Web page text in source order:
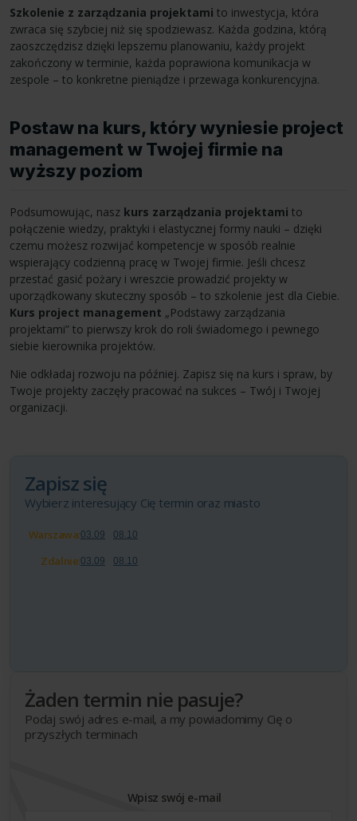
Szkolenie z zarządzania projektami to inwestycja, która
zwraca się szybciej niż się spodziewasz. Każda godzina, którą
zaoszczędzisz dzięki lepszemu planowaniu, każdy projekt
zakończony w terminie, każda poprawiona komunikacja w
zespole – to konkretne pieniądze i przewaga konkurencyjna.
Postaw na kurs, który wyniesie project
management w Twojej firmie na
wyższy poziom
Podsumowując, nasz kurs zarządzania projektami to
połączenie wiedzy, praktyki i elastycznej formy nauki – dzięki
czemu możesz rozwijać kompetencje w sposób realnie
wspierający codzienną pracę w Twojej firmie. Jeśli chcesz
przestać gasić pożary i wreszcie prowadzić projekty w
uporządkowany skuteczny sposób – to szkolenie jest dla Ciebie.
Kurs project management „Podstawy zarządzania
projektami” to pierwszy krok do roli świadomego i pewnego
siebie kierownika projektów.
Nie odkładaj rozwoju na później. Zapisz się na kurs i spraw, by
Twoje projekty zaczęły pracować na sukces – Twój i Twojej
organizacji.
Zapisz się
Wybierz interesujący Cię termin oraz miasto
Warszawa:03.09 08.10
Zdalnie:03.09 08.10
Żaden termin nie pasuje?
Podaj swój adres e-mail, a my powiadomimy Cię o
przyszłych terminach
Wpisz swój e-mail